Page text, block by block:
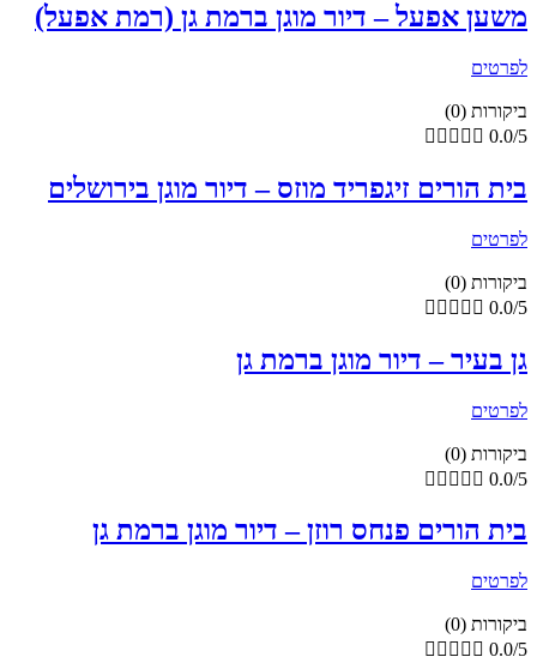
משען אפעל – דיור מוגן ברמת גן (רמת אפעל)
לפרטים
ביקורות (0)
     0.0/5
בית הורים זיגפריד מוזס – דיור מוגן בירושלים
לפרטים
ביקורות (0)
     0.0/5
גן בעיר – דיור מוגן ברמת גן
לפרטים
ביקורות (0)
     0.0/5
בית הורים פנחס רוזן – דיור מוגן ברמת גן
לפרטים
ביקורות (0)
     0.0/5